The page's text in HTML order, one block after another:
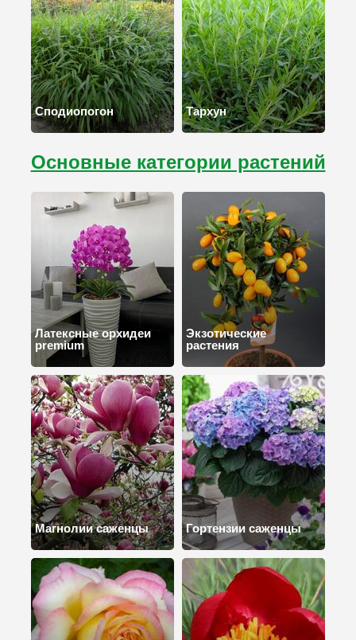
Сподиопогон Тархун
Основные категории растений
Латексные орхидеи
premium
Экзотические
растения
Магнолии саженцы Гортензии саженцы